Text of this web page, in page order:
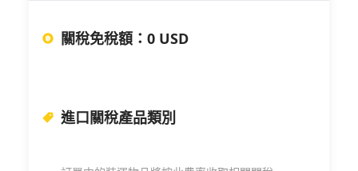
關稅免稅額 ： 0 USD
進口關稅產品類別